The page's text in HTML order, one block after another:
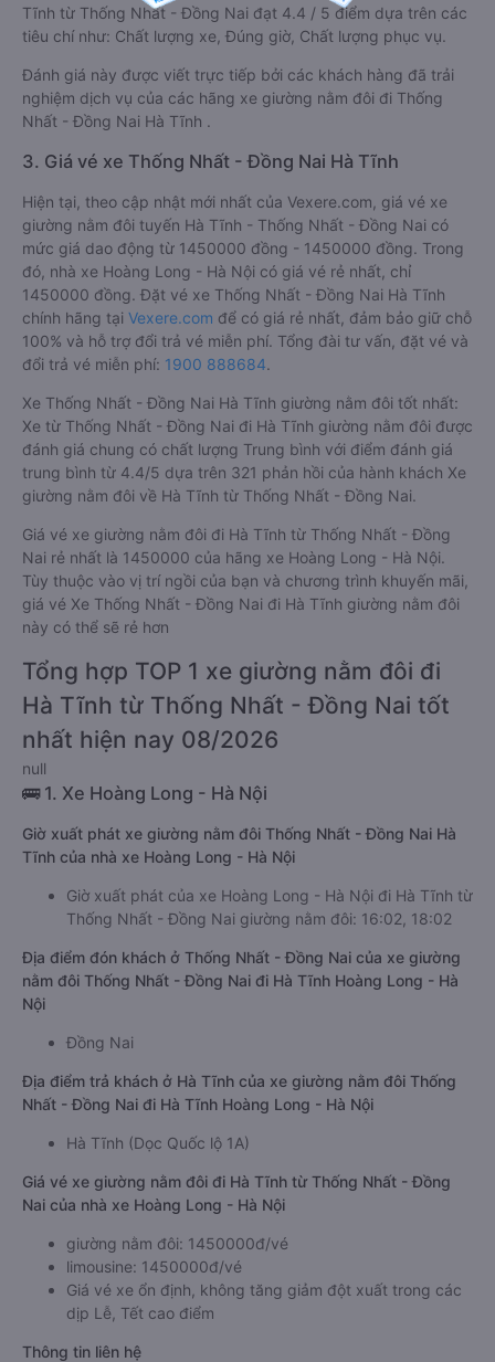
Tĩnh từ Thống Nhất - Đồng Nai đạt 4.4 / 5 điểm dựa trên các
tiêu chí như: Chất lượng xe, Đúng giờ, Chất lượng phục vụ.
Đánh giá này được viết trực tiếp bởi các khách hàng đã trải
nghiệm dịch vụ của các hãng xe giường nằm đôi đi Thống
Nhất - Đồng Nai Hà Tĩnh .
3. Giá vé xe Thống Nhất - Đồng Nai Hà Tĩnh
Hiện tại, theo cập nhật mới nhất của Vexere.com, giá vé xe
giường nằm đôi tuyến Hà Tĩnh - Thống Nhất - Đồng Nai có
mức giá dao động từ 1450000 đồng - 1450000 đồng. Trong
đó, nhà xe Hoàng Long - Hà Nội có giá vé rẻ nhất, chỉ
1450000 đồng. Đặt vé xe Thống Nhất - Đồng Nai Hà Tĩnh
chính hãng tại Vexere.com để có giá rẻ nhất, đảm bảo giữ chỗ
100% và hỗ trợ đổi trả vé miễn phí. Tổng đài tư vấn, đặt vé và
đổi trả vé miễn phí: 1900 888684.
Xe Thống Nhất - Đồng Nai Hà Tĩnh giường nằm đôi tốt nhất:
Xe từ Thống Nhất - Đồng Nai đi Hà Tĩnh giường nằm đôi được
đánh giá chung có chất lượng Trung bình với điểm đánh giá
trung bình từ 4.4/5 dựa trên 321 phản hồi của hành khách Xe
giường nằm đôi về Hà Tĩnh từ Thống Nhất - Đồng Nai.
Giá vé xe giường nằm đôi đi Hà Tĩnh từ Thống Nhất - Đồng
Nai rẻ nhất là 1450000 của hãng xe Hoàng Long - Hà Nội.
Tùy thuộc vào vị trí ngồi của bạn và chương trình khuyến mãi,
giá vé Xe Thống Nhất - Đồng Nai đi Hà Tĩnh giường nằm đôi
này có thể sẽ rẻ hơn
Tổng hợp TOP 1 xe giường nằm đôi đi
Hà Tĩnh từ Thống Nhất - Đồng Nai tốt
nhất hiện nay 08/2026
null
🚌 1. Xe Hoàng Long - Hà Nội
Giờ xuất phát xe giường nằm đôi Thống Nhất - Đồng Nai Hà
Tĩnh của nhà xe Hoàng Long - Hà Nội
Giờ xuất phát của xe Hoàng Long - Hà Nội đi Hà Tĩnh từ
Thống Nhất - Đồng Nai giường nằm đôi: 16:02, 18:02
Địa điểm đón khách ở Thống Nhất - Đồng Nai của xe giường
nằm đôi Thống Nhất - Đồng Nai đi Hà Tĩnh Hoàng Long - Hà
Nội
Đồng Nai
Địa điểm trả khách ở Hà Tĩnh của xe giường nằm đôi Thống
Nhất - Đồng Nai đi Hà Tĩnh Hoàng Long - Hà Nội
Hà Tĩnh (Dọc Quốc lộ 1A)
Giá vé xe giường nằm đôi đi Hà Tĩnh từ Thống Nhất - Đồng
Nai của nhà xe Hoàng Long - Hà Nội
giường nằm đôi: 1450000đ/vé
limousine: 1450000đ/vé
Giá vé xe ổn định, không tăng giảm đột xuất trong các
dịp Lễ, Tết cao điểm
Thông tin liên hệ